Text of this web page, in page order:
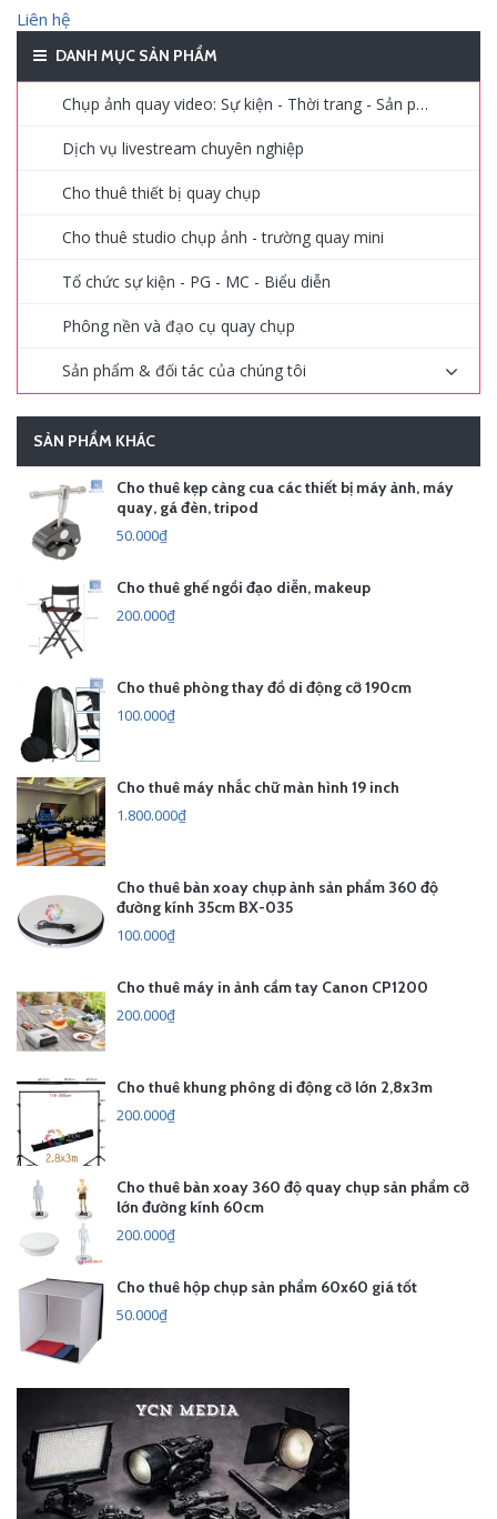
Liên hệ
DANH MỤC SẢN PHẨM
Chụp ảnh quay video: Sự kiện - Thời trang - Sản phẩm - Quảng cáo
Dịch vụ livestream chuyên nghiệp
Cho thuê thiết bị quay chụp
Cho thuê studio chụp ảnh - trường quay mini
Tổ chức sự kiện - PG - MC - Biểu diễn
Phông nền và đạo cụ quay chụp
Sản phẩm & đối tác của chúng tôi
SẢN PHẨM KHÁC
Cho thuê kẹp càng cua các thiết bị máy ảnh, máy
quay, gá đèn, tripod
50.000₫
Cho thuê ghế ngồi đạo diễn, makeup
200.000₫
Cho thuê phòng thay đồ di động cỡ 190cm
100.000₫
Cho thuê máy nhắc chữ màn hình 19 inch
1.800.000₫
Cho thuê bàn xoay chụp ảnh sản phẩm 360 độ
đường kính 35cm BX-035
100.000₫
Cho thuê máy in ảnh cầm tay Canon CP1200
200.000₫
Cho thuê khung phông di động cỡ lớn 2,8x3m
200.000₫
Cho thuê bàn xoay 360 độ quay chụp sản phẩm cỡ
lớn đường kính 60cm
200.000₫
Cho thuê hộp chụp sản phẩm 60x60 giá tốt
50.000₫